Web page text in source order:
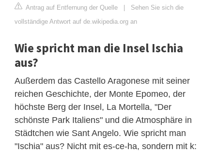
Antrag auf Entfernung der Quelle
Sehen Sie sich die
vollständige Antwort auf de.wikipedia.org an
Wie spricht man die Insel Ischia
aus?
Außerdem das Castello Aragonese mit seiner
reichen Geschichte, der Monte Epomeo, der
höchste Berg der Insel, La Mortella, "Der
schönste Park Italiens" und die Atmosphäre in
Städtchen wie Sant Angelo. Wie spricht man
"Ischia" aus? Nicht mit es-ce-ha, sondern mit k: